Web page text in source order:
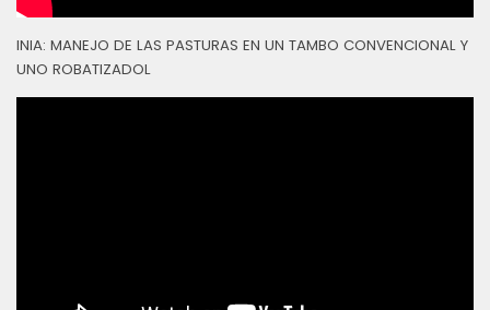
INIA: MANEJO DE LAS PASTURAS EN UN TAMBO CONVENCIONAL Y
UNO ROBATIZADOL